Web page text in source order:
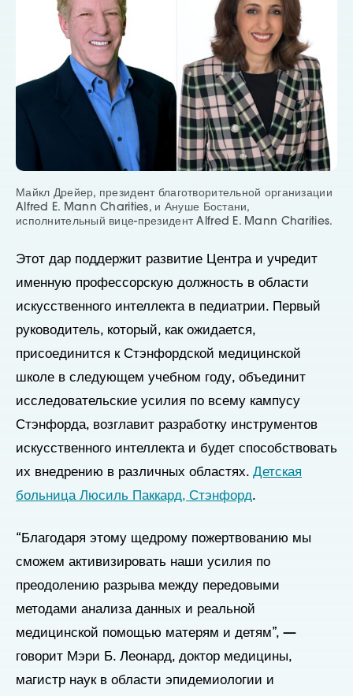
Майкл Дрейер, президент благотворительной организации
Alfred E. Mann Charities, и Ануше Бостани,
исполнительный вице-президент Alfred E. Mann Charities.
Этот дар поддержит развитие Центра и учредит
именную профессорскую должность в области
искусственного интеллекта в педиатрии. Первый
руководитель, который, как ожидается,
присоединится к Стэнфордской медицинской
школе в следующем учебном году, объединит
исследовательские усилия по всему кампусу
Стэнфорда, возглавит разработку инструментов
искусственного интеллекта и будет способствовать
их внедрению в различных областях. Детская
больница Люсиль Паккард, Стэнфорд.
“Благодаря этому щедрому пожертвованию мы
сможем активизировать наши усилия по
преодолению разрыва между передовыми
методами анализа данных и реальной
медицинской помощью матерям и детям”, —
говорит Мэри Б. Леонард, доктор медицины,
магистр наук в области эпидемиологии и